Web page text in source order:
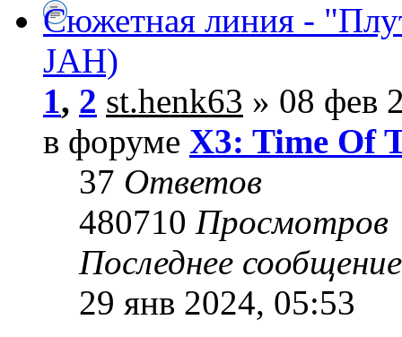
Сюжетная линия -
JAH)
1, 2 st.henk63 » 08 фев
в форуме X3: Time Of
37 Ответов
480710 Просмотров
Последнее
29 янв 2024, 05:53